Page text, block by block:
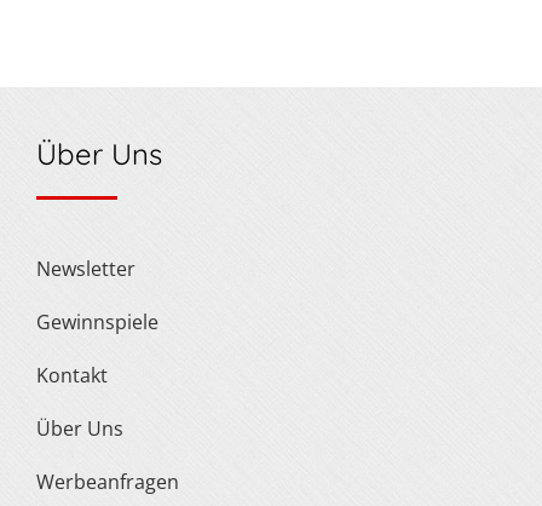
Über Uns
Newsletter
Gewinnspiele
Kontakt
Über Uns
Werbeanfragen